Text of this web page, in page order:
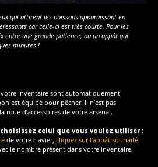
qui attirent les poissons apparaissant en
car celle-ci est très courte. Pour les
entre une grande patience, ou un appât qui
minutes !
votre inventaire sont automatiquement
est équipé pour pêcher. Il n’est pas
roue d’accessoires de votre arsenal.
celui que vous voulez utiliser :
de votre clavier, cliquez sur l’appât souhaité.
le nombre présent dans votre inventaire.